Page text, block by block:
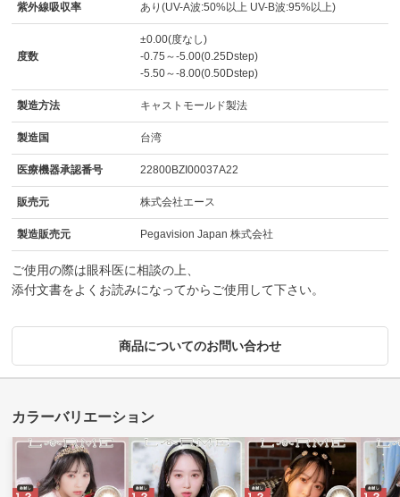
紫外線吸収率 あり(UV-A波:50%以上 UV-B波:95%以上)
度数
±0.00(度なし)
-0.75～-5.00(0.25Dstep)
-5.50～-8.00(0.50Dstep)
製造方法 キャストモールド製法
製造国 台湾
医療機器承認番号 22800BZI00037A22
販売元 株式会社エース
製造販売元 Pegavision Japan 株式会社
ご使用の際は眼科医に相談の上、
添付文書をよくお読みになってからご使用して下さい。
商品についてのお問い合わせ